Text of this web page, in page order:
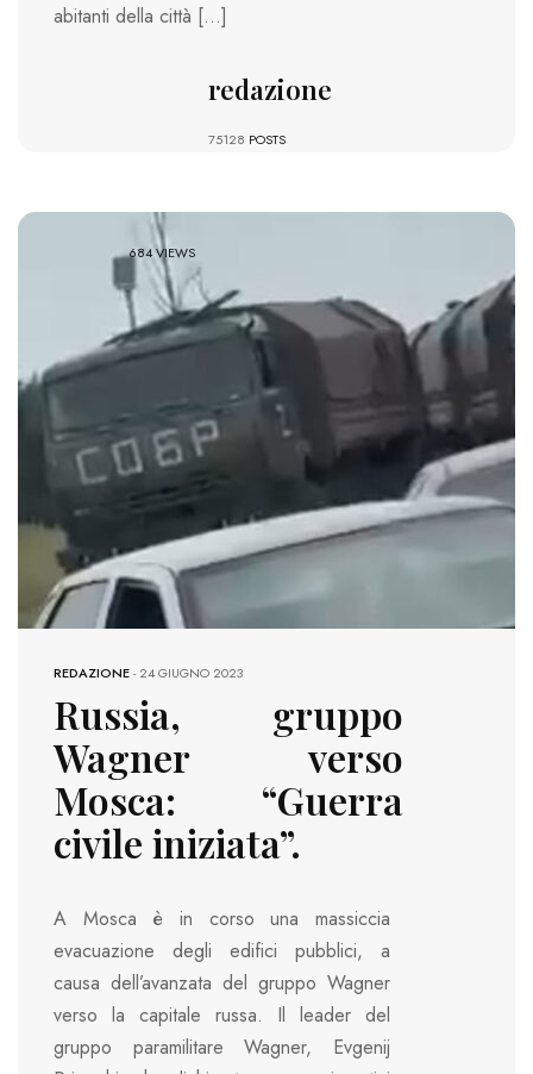
abitanti della città […]
redazione
75128 POSTS
684 VIEWS
REDAZIONE-24 GIUGNO 2023
Russia, gruppo
Wagner verso
Mosca: “Guerra
civile iniziata”.
A Mosca è in corso una massiccia
evacuazione degli edifici pubblici, a
causa dell’avanzata del gruppo Wagner
verso la capitale russa. Il leader del
gruppo paramilitare Wagner, Evgenij